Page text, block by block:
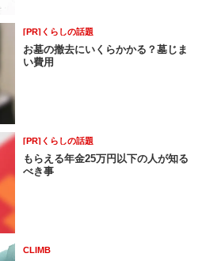
[PR]くらしの話題
お墓の撤去にいくらかかる？墓じま
い費用
[PR]くらしの話題
もらえる年金25万円以下の人が知る
べき事
CLIMB